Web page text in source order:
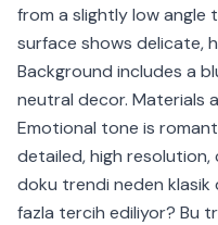
from a slightly low angle
surface shows delicate,
Background includes a
neutral decor. Materials
Emotional tone is
detailed, high resolution,
doku trendi neden klasik
fazla tercih ediliyor? Bu